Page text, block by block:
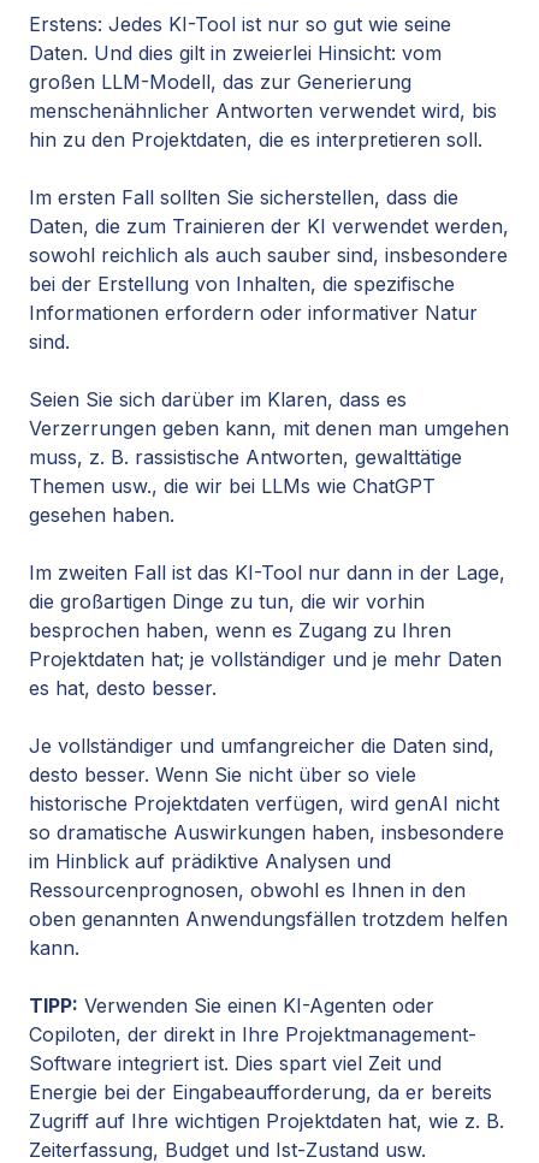
Erstens: Jedes KI-Tool ist nur so gut wie seine
Daten. Und dies gilt in zweierlei Hinsicht: vom
großen LLM-Modell, das zur Generierung
menschenähnlicher Antworten verwendet wird, bis
hin zu den Projektdaten, die es interpretieren soll.
Im ersten Fall sollten Sie sicherstellen, dass die
Daten, die zum Trainieren der KI verwendet werden,
sowohl reichlich als auch sauber sind, insbesondere
bei der Erstellung von Inhalten, die spezifische
Informationen erfordern oder informativer Natur
sind.
Seien Sie sich darüber im Klaren, dass es
Verzerrungen geben kann, mit denen man umgehen
muss, z. B. rassistische Antworten, gewalttätige
Themen usw., die wir bei LLMs wie ChatGPT
gesehen haben.
Im zweiten Fall ist das KI-Tool nur dann in der Lage,
die großartigen Dinge zu tun, die wir vorhin
besprochen haben, wenn es Zugang zu Ihren
Projektdaten hat; je vollständiger und je mehr Daten
es hat, desto besser.
Je vollständiger und umfangreicher die Daten sind,
desto besser. Wenn Sie nicht über so viele
historische Projektdaten verfügen, wird genAI nicht
so dramatische Auswirkungen haben, insbesondere
im Hinblick auf prädiktive Analysen und
Ressourcenprognosen, obwohl es Ihnen in den
oben genannten Anwendungsfällen trotzdem helfen
kann.
TIPP: Verwenden Sie einen KI-Agenten oder
Copiloten, der direkt in Ihre Projektmanagement-
Software integriert ist. Dies spart viel Zeit und
Energie bei der Eingabeaufforderung, da er bereits
Zugriff auf Ihre wichtigen Projektdaten hat, wie z. B.
Zeiterfassung, Budget und Ist-Zustand usw.